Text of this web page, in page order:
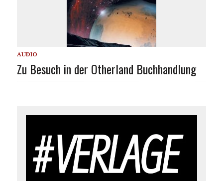
AUDIO
Zu Besuch in der Otherland Buchhandlung